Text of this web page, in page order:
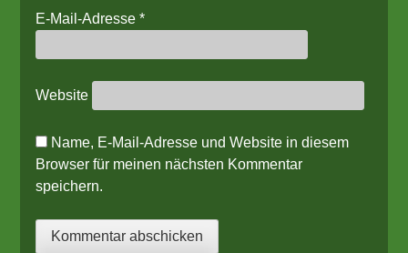
E-Mail-Adresse*
Website
Name, E-Mail-Adresse und Website in diesem
Browser für meinen nächsten Kommentar
speichern.